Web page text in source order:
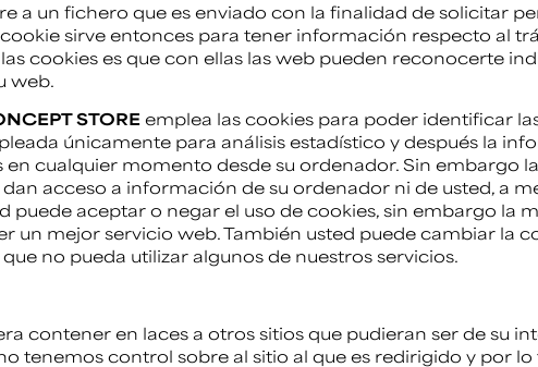
a un fichero que es enviado con la finalidad de solicitar
sirve entonces para tener información respecto al
cookies es que con ellas las web pueden reconocerte
web.
STORE emplea las cookies para poder identificar
únicamente para análisis estadístico y después la
en cualquier momento desde su ordenador. Sin embargo
dan acceso a información de su ordenador ni de usted, a
puede aceptar o negar el uso de cookies, sin embargo
un mejor servicio web. También usted puede cambiar la
no pueda utilizar algunos de nuestros servicios.
contener en laces a otros sitios que pudieran ser de su
tenemos control sobre al sitio al que es redirigido y por